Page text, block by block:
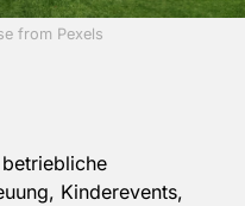
from Pexels
Kinderevents,